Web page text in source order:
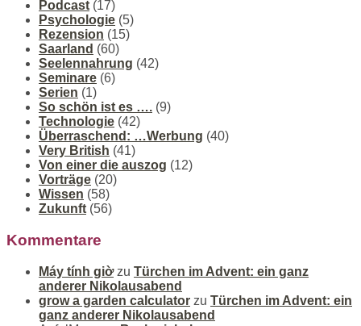
Podcast (17)
Psychologie (5)
Rezension (15)
Saarland (60)
Seelennahrung (42)
Seminare (6)
Serien (1)
So schön ist es …. (9)
Technologie (42)
Überraschend: …Werbung (40)
Very British (41)
Von einer die auszog (12)
Vorträge (20)
Wissen (58)
Zukunft (56)
Kommentare
Máy tính giờzu Türchen im Advent: ein ganz
anderer Nikolausabend
grow a garden calculator zu Türchen im Advent: ein
ganz anderer Nikolausabend